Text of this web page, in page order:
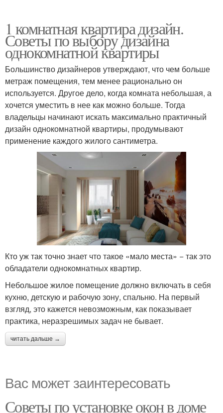
1 комнатная квартира дизайн.
Советы по выбору дизайна
однокомнатной квартиры
Большинство дизайнеров утверждают, что чем больше
метраж помещения, тем менее рационально он
используется. Другое дело, когда комната небольшая, а
хочется уместить в нее как можно больше. Тогда
владельцы начинают искать максимально практичный
дизайн однокомнатной квартиры, продумывают
применение каждого жилого сантиметра.
Кто уж так точно знает что такое «мало места» − так это
обладатели однокомнатных квартир.
Небольшое жилое помещение должно включать в себя
кухню, детскую и рабочую зону, спальню. На первый
взгляд, это кажется невозможным, как показывает
практика, неразрешимых задач не бывает.
читать дальше →
Вас может заинтересовать
Советы по установке окон в доме